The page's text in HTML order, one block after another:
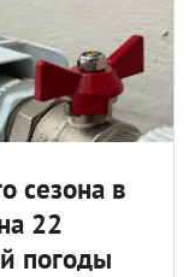
сезона в
22
погоды